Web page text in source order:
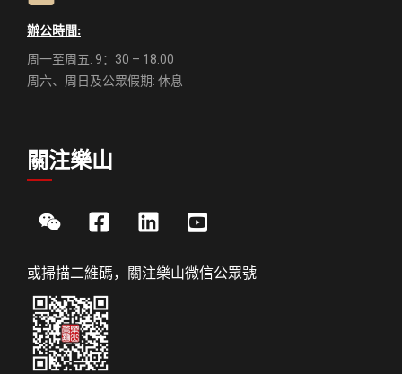
辦公時間:
周一至周五: 9：30 – 18:00
周六、周日及公眾假期: 休息
關注樂山
或掃描二維碼，關注樂山微信公眾號